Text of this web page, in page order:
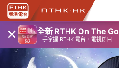
× 全新 RTHK On The Go
一手掌握 RTHK 電台、電視節目